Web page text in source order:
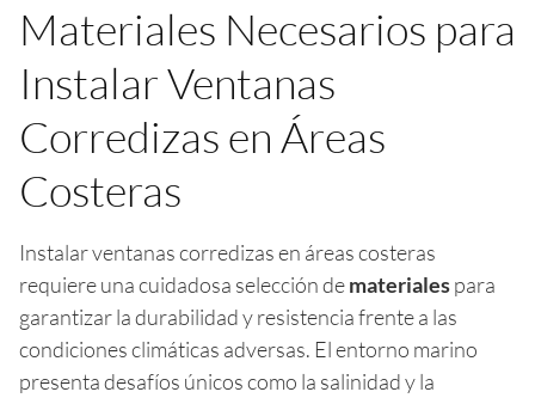
Materiales Necesarios para
Instalar Ventanas
Corredizas en Áreas
Costeras
Instalar ventanas corredizas en áreas costeras
requiere una cuidadosa selección dematerialespara
garantizar la durabilidad y resistencia frente a las
condiciones climáticas adversas. El entorno marino
presenta desafíos únicos como la salinidad y la